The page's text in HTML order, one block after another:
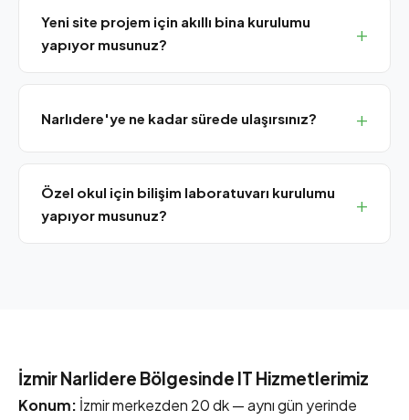
Yeni site projem için akıllı bina kurulumu
yapıyor musunuz?
yönetim yazılımı entegrasyonu sunuyoruz.
Narlıdere'ye ne kadar sürede ulaşırsınız?
SLA müşterilerine 4 saat, standart taleplere aynı gün
yerinde servis sağlıyoruz.
Özel okul için bilişim laboratuvarı kurulumu
yapıyor musunuz?
İzmir Narlidere Bölgesinde IT Hizmetlerimiz
Konum: İzmir merkezden 20 dk — aynı gün yerinde